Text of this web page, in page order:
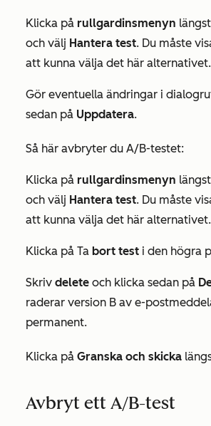
Klicka på rullgardinsmenyn
och välj Hantera test. Du måste
att kunna välja det här alternativet.
Gör eventuella ändringar i
sedan på Uppdatera.
Så här avbryter du A/B-testet:
Klicka på rullgardinsmenyn
och välj Hantera test. Du måste
att kunna välja det här alternativet.
Klicka på Ta bort test i den högra
Skriv delete och klicka sedan på
raderar version B av e-
permanent.
Klicka på Granska och skicka
Avbryt ett A/B-test